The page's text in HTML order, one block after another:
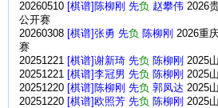
20260510 [棋谱]陈柳刚 先负 赵攀伟 2026
公开赛
20260308 [棋谱]张勇 先负 陈柳刚 2026重
赛
20251221 [棋谱]谢新琦 先负 陈柳刚 2025
20251221 [棋谱]李冠男 先负 陈柳刚 2025
20251220 [棋谱]陈柳刚 先负 郭凤达 2025
20251220 [棋谱]欧照芳 先负 陈柳刚 2025